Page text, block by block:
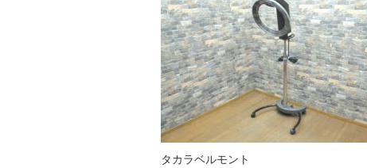
タカラベルモント